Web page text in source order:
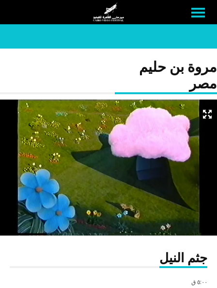
مروة بن حليم
مصر
جثم النيل
٥:٠٠ ق